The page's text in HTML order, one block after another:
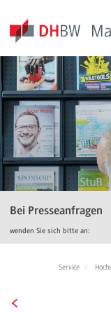
Bei Presseanfragen
wenden Sie sich bitte an:
Service